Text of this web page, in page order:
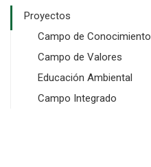
Proyectos
Campo de Conocimiento
Campo de Valores
Educación Ambiental
Campo Integrado